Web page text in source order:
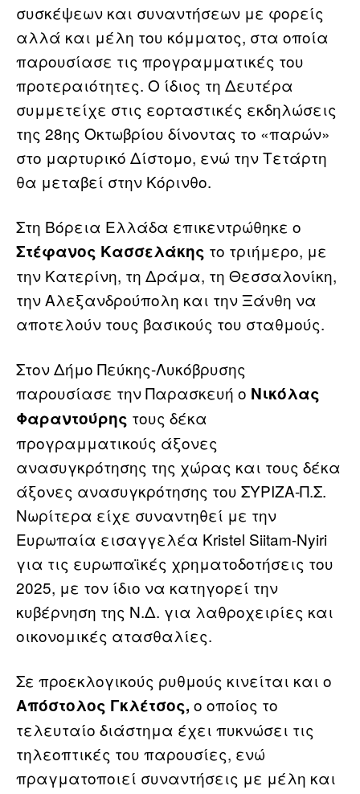
συσκέψεων και συναντήσεων με φορείς
αλλά και μέλη του κόμματος, στα οποία
παρουσίασε τις προγραμματικές του
προτεραιότητες. Ο ίδιος τη Δευτέρα
συμμετείχε στις εορταστικές εκδηλώσεις
της 28ης Οκτωβρίου δίνοντας το «παρών»
στο μαρτυρικό Δίστομο, ενώ την Τετάρτη
θα μεταβεί στην Κόρινθο.
Στη Βόρεια Ελλάδα επικεντρώθηκε ο
Στέφανος Κασσελάκης το τριήμερο, με
την Κατερίνη, τη Δράμα, τη Θεσσαλονίκη,
την Αλεξανδρούπολη και την Ξάνθη να
αποτελούν τους βασικούς του σταθμούς.
Στον Δήμο Πεύκης-Λυκόβρυσης
παρουσίασε την Παρασκευή ο Νικόλας
Φαραντούρης τους δέκα
προγραμματικούς άξονες
ανασυγκρότησης της χώρας και τους δέκα
άξονες ανασυγκρότησης του ΣΥΡΙΖΑ-Π.Σ.
Νωρίτερα είχε συναντηθεί με την
Ευρωπαία εισαγγελέα Kristel Siitam-Nyiri
για τις ευρωπαϊκές χρηματοδοτήσεις του
2025, με τον ίδιο να κατηγορεί την
κυβέρνηση της Ν.Δ. για λαθροχειρίες και
οικονομικές ατασθαλίες.
Σε προεκλογικούς ρυθμούς κινείται και ο
Απόστολος Γκλέτσος, ο οποίος το
τελευταίο διάστημα έχει πυκνώσει τις
τηλεοπτικές του παρουσίες, ενώ
πραγματοποιεί συναντήσεις με μέλη και